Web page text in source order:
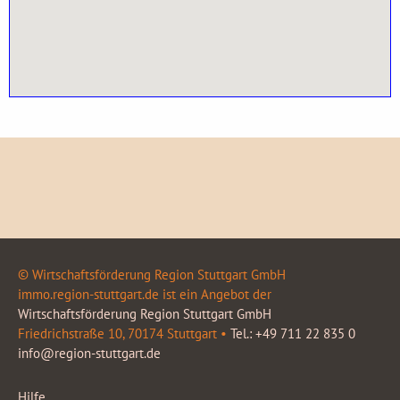
© Wirtschaftsförderung Region Stuttgart GmbH
immo.region-stuttgart.de ist ein Angebot der
Wirtschaftsförderung Region Stuttgart GmbH
Friedrichstraße 10, 70174 Stuttgart • Tel.: +49 711 22 835 0
info@region-stuttgart.de